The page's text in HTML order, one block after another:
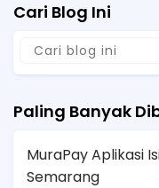
Cari Blog Ini
Paling Banyak
MuraPay Aplikasi
Semarang